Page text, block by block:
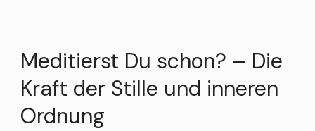
Meditierst Du schon? – Die
Kraft der Stille und inneren
Ordnung